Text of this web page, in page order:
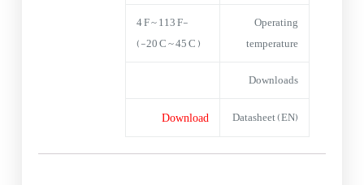
Operating
temperature
-4°F ~ 113°F
(-20°C ~ 45°C )
Downloads
Datasheet (EN)
Download